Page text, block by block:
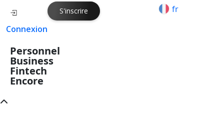
Connexion
S'inscrire fr
Personnel
Business
Fintech
Encore